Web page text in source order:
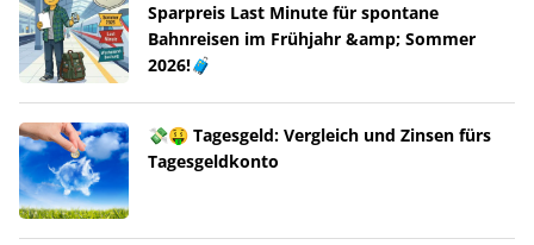
Sparpreis Last Minute für spontane
Bahnreisen im Frühjahr &amp; Sommer
2026!🧳
💸🤑 Tagesgeld: Vergleich und Zinsen fürs
Tagesgeldkonto